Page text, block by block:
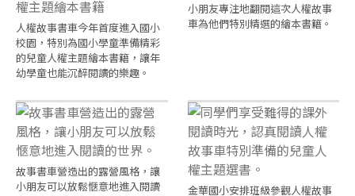
人權故事書車今年首度進入國小
校園，特別為國小學童準備精彩
的兒童人權主題繪本書籍，讓年
幼學童也能沉醉閱讀的樂趣。
小朋友專注地翻閱這次人權故事
車為他們特別精選的繪本書籍。
故事書車營造出的露營風格，讓
小朋友可以放鬆愜意地進入閱讀
金華國小安排班級參觀人權故事